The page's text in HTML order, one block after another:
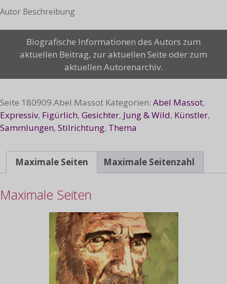
Autor Beschreibung
puro,
Biografische Informationen des Autors zum
aktuellen Beitrag, zur aktuellen Seite oder zum
aktuellen Autorenarchiv.
Seite 180909.Abel.Massot Kategorien: Abel Massot,
Expressiv, Figürlich, Gesichter, Jung & Wild, Künstler,
Sammlungen, Stilrichtung, Thema
Maximale Seiten Maximale Seitenzahl
Maximale Seiten